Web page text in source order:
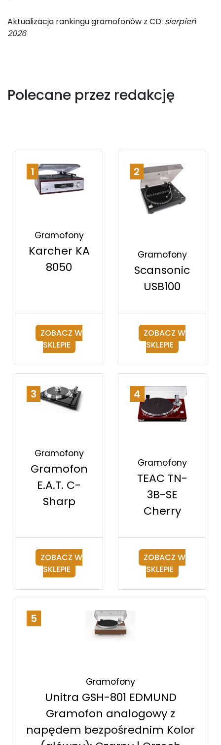
Aktualizacja rankingu gramofonów z CD: sierpień
2026
Polecane przez redakcję
1
Gramofony
Karcher KA
8050
ZOBACZ W
SKLEPIE
2
Gramofony
Scansonic
USB100
ZOBACZ W
SKLEPIE
3
Gramofony
Gramofon
E.A.T. C-
Sharp
ZOBACZ W
SKLEPIE
4
Gramofony
TEAC TN-
3B-SE
Cherry
ZOBACZ W
SKLEPIE
5
Gramofony
Unitra GSH-801 EDMUND
Gramofon analogowy z
napędem bezpośrednim Kolor